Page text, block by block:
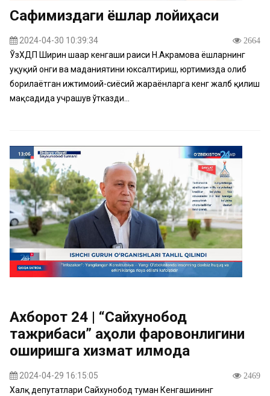
Сафимиздаги ёшлар лойиҳаси
2024-04-30 10:39:34 2664
ЎзХДП Ширин шаҳар кенгаши раиси Н.Акрамова ёшларнинг
ҳуқуқий онги ва маданиятини юксалтириш, юртимизда олиб
борилаётган ижтимоий-сиёсий жараёнларга кенг жалб қилиш
мақсадида учрашув ўтказди...
Ахборот 24 | “Сайхунобод
тажрибаси” аҳоли фаровонлигини
оширишга хизмат қилмоқда
2024-04-29 16:15:05 2469
Халқ депутатлари Сайхунобод туман Кенгашининг